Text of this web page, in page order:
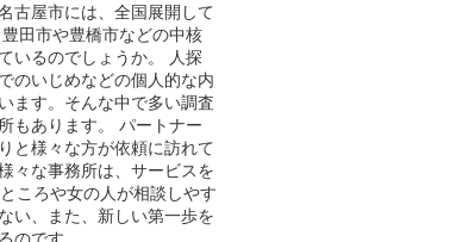
古屋市には、全国展開して
田市や豊橋市などの中核
いるのでしょうか。 人探
のいじめなどの個人的な内
ます。そんな中で多い調査
もあります。 パートナー
と様々な方が依頼に訪れて
々な事務所は、サービスを
ころや女の人が相談しやす
い、また、新しい第一歩を